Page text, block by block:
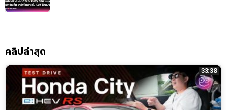
คลิปล่าสุด
33:38